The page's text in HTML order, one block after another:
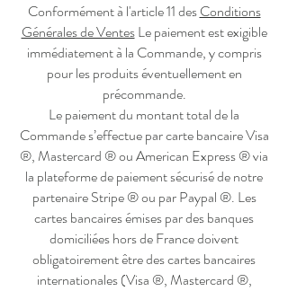
Conformément à l'article 11 desConditions
Générales de VentesLe paiement est exigible
immédiatement à la Commande, y compris
pour les produits éventuellement en
précommande.
Le paiement du montant total de la
Commande s’effectue par carte bancaire Visa
®, Mastercard ® ou American Express ® via
la plateforme de paiement sécurisé de notre
partenaire Stripe ® ou par Paypal ®. Les
cartes bancaires émises par des banques
domiciliées hors de France doivent
obligatoirement être des cartes bancaires
internationales (Visa ®, Mastercard ®,